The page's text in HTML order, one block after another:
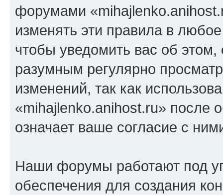
форумами
изменять эти правила в
чтобы уведомить вас об
разумным регулярно
изменений, так как
«mihajlenko.anihost.ru» после
означает ваше согласие с
Наши форумы работают под
обеспечения для создания